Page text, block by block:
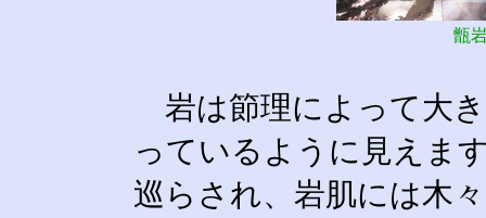
甑
岩は節理によって大
っているように見えま
巡らされ、岩肌には木